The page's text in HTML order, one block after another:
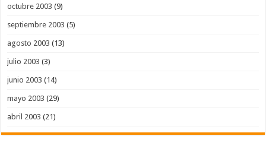
octubre 2003 (9)
septiembre 2003 (5)
agosto 2003 (13)
julio 2003 (3)
junio 2003 (14)
mayo 2003 (29)
abril 2003 (21)